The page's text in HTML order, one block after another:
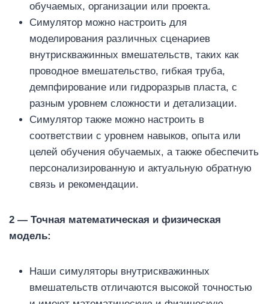
обучаемых, организации или проекта.
Симулятор можно настроить для
моделирования различных сценариев
внутрискважинных вмешательств, таких как
проводное вмешательство, гибкая труба,
демпфирование или гидроразрыв пласта, с
разным уровнем сложности и детализации.
Симулятор также можно настроить в
соответствии с уровнем навыков, опыта или
целей обучения обучаемых, а также обеспечить
персонализированную и актуальную обратную
связь и рекомендации.
2 — Точная математическая и физическая
модель:
Наши симуляторы внутрискважинных
вмешательств отличаются высокой точностью